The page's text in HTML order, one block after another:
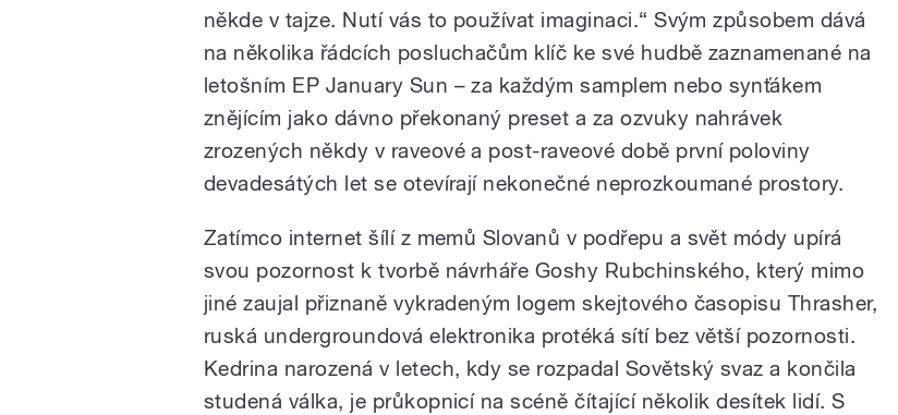
někde v tajze. Nutí vás to používat imaginaci.“ Svým způsobem dává
na několika řádcích posluchačům klíč ke své hudbě zaznamenané na
letošním EP January Sun – za každým samplem nebo synťákem
znějícím jako dávno překonaný preset a za ozvuky nahrávek
zrozených někdy v raveové a post-raveové době první poloviny
devadesátých let se otevírají nekonečné neprozkoumané prostory.
Zatímco internet šílí z memů Slovanů v podřepu a svět módy upírá
svou pozornost k tvorbě návrháře Goshy Rubchinského, který mimo
jiné zaujal přiznaně vykradeným logem skejtového časopisu Thrasher,
ruská undergroundová elektronika protéká sítí bez větší pozornosti.
Kedrina narozená v letech, kdy se rozpadal Sovětský svaz a končila
studená válka, je průkopnicí na scéně čítající několik desítek lidí. S